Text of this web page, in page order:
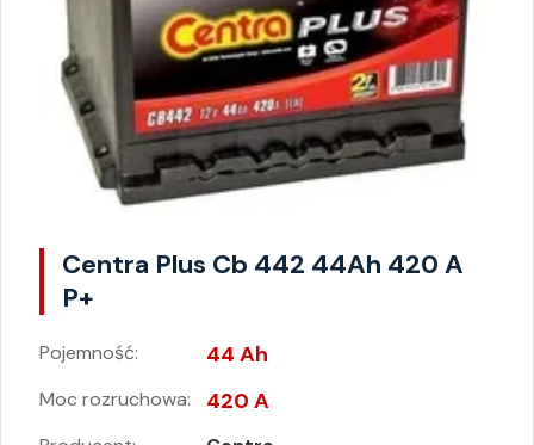
Centra Plus Cb 442 44Ah 420 A
P+
Pojemność: 44 Ah
Moc rozruchowa: 420 A